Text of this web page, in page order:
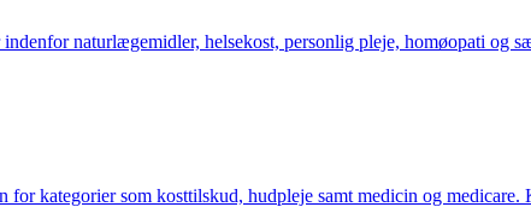
naturlægemidler, helsekost, personlig pleje, homøopati og
kategorier som kosttilskud, hudpleje samt medicin og medicare.